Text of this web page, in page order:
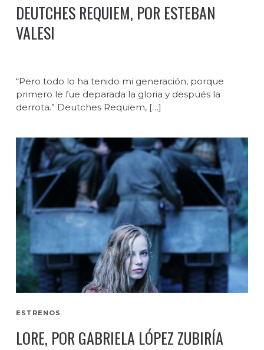
DEUTCHES REQUIEM, POR ESTEBAN
VALESI
“Pero todo lo ha tenido mi generación, porque
primero le fue deparada la gloria y después la
derrota.” Deutches Requiem, […]
ESTRENOS
LORE, POR GABRIELA LÓPEZ ZUBIRÍA